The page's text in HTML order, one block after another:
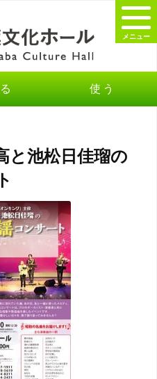
使う
メニュー
と池松日佳瑠の